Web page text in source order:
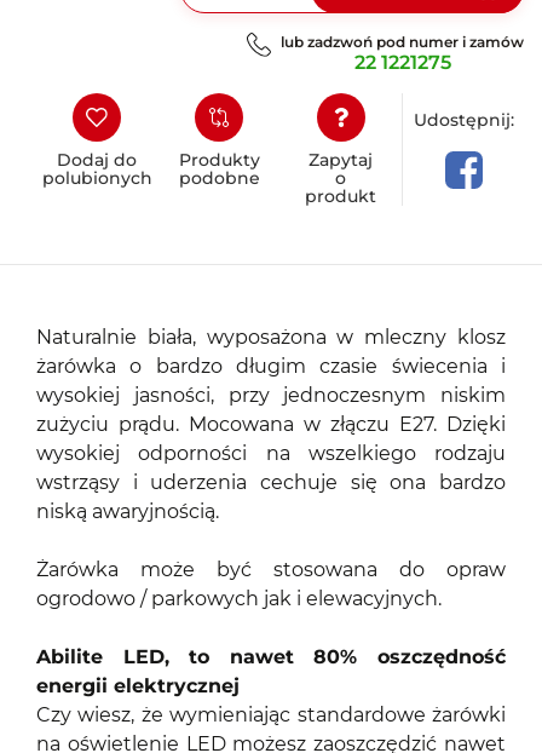
lub zadzwoń pod numer i zamów
22 1221275
Dodaj do
polubionych
Produkty
podobne
Zapytaj
o
produkt
Udostępnij:
Naturalnie biała, wyposażona w mleczny klosz
żarówka o bardzo długim czasie świecenia i
wysokiej jasności, przy jednoczesnym niskim
zużyciu prądu. Mocowana w złączu E27. Dzięki
wysokiej odporności na wszelkiego rodzaju
wstrząsy i uderzenia cechuje się ona bardzo
niską awaryjnością.
Żarówka może być stosowana do opraw
ogrodowo / parkowych jak i elewacyjnych.
Abilite LED, to nawet 80% oszczędność
energii elektrycznej
Czy wiesz, że wymieniając standardowe żarówki
na oświetlenie LED możesz zaoszczędzić nawet